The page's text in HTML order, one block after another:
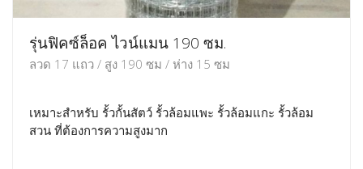
รุ่นฟิคซ์ล็อค ไวน์แมน 190 ซม.
ลวด 17 แถว / สูง 190 ซม / ห่าง 15 ซม
เหมาะสำหรับ รั้วกั้นสัตว์ รั้วล้อมแพะ รั้วล้อมแกะ รั้วล้อม
สวน ที่ต้องการความสูงมาก